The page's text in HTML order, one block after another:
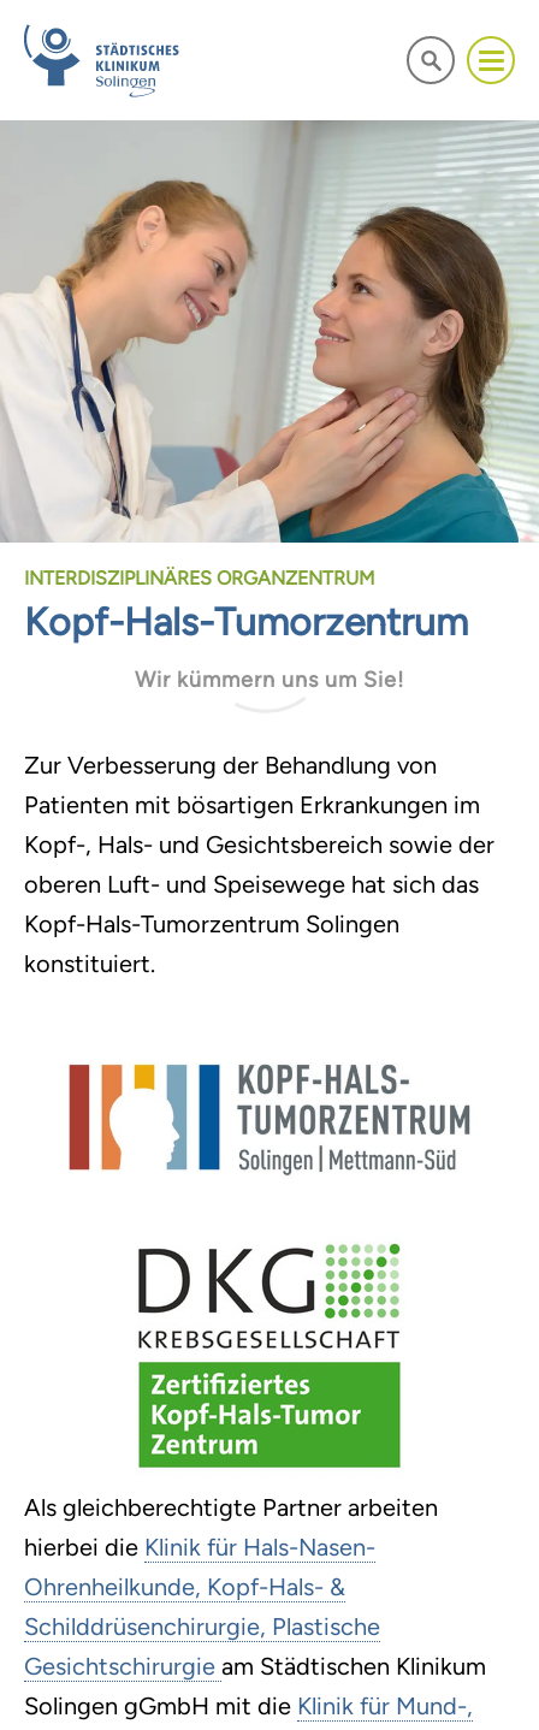
INTERDISZIPLINÄRES ORGANZENTRUM
Kopf-Hals-Tumorzentrum
Wir kümmern uns um Sie!
Zur Verbesserung der Behandlung von
Patienten mit bösartigen Erkrankungen im
Kopf-, Hals- und Gesichtsbereich sowie der
oberen Luft- und Speisewege hat sich das
Kopf-Hals-Tumorzentrum Solingen
konstituiert.
Als gleichberechtigte Partner arbeiten
hierbei die Klinik für Hals-Nasen-
Ohrenheilkunde, Kopf-Hals- &
Schilddrüsenchirurgie, Plastische
Gesichtschirurgie am Städtischen Klinikum
Solingen gGmbH mit die Klinik für Mund-,